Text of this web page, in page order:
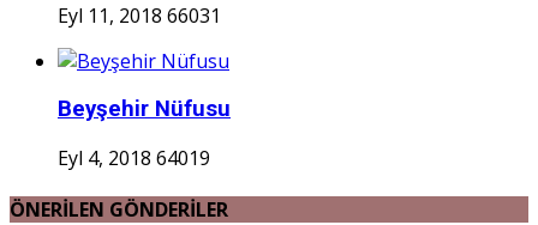
Eyl 11, 2018 66031
Beyşehir Nüfusu
Eyl 4, 2018 64019
ÖNERİLEN GÖNDERİLER